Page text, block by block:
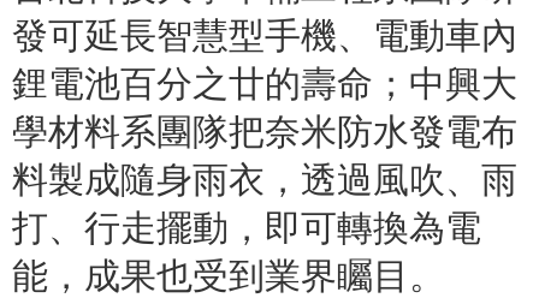
發可延長智慧型手機、電動車內
鋰電池百分之廿的壽命；中興大
學材料系團隊把奈米防水發電布
料製成隨身雨衣，透過風吹、雨
打、行走擺動，即可轉換為電
能，成果也受到業界矚目。